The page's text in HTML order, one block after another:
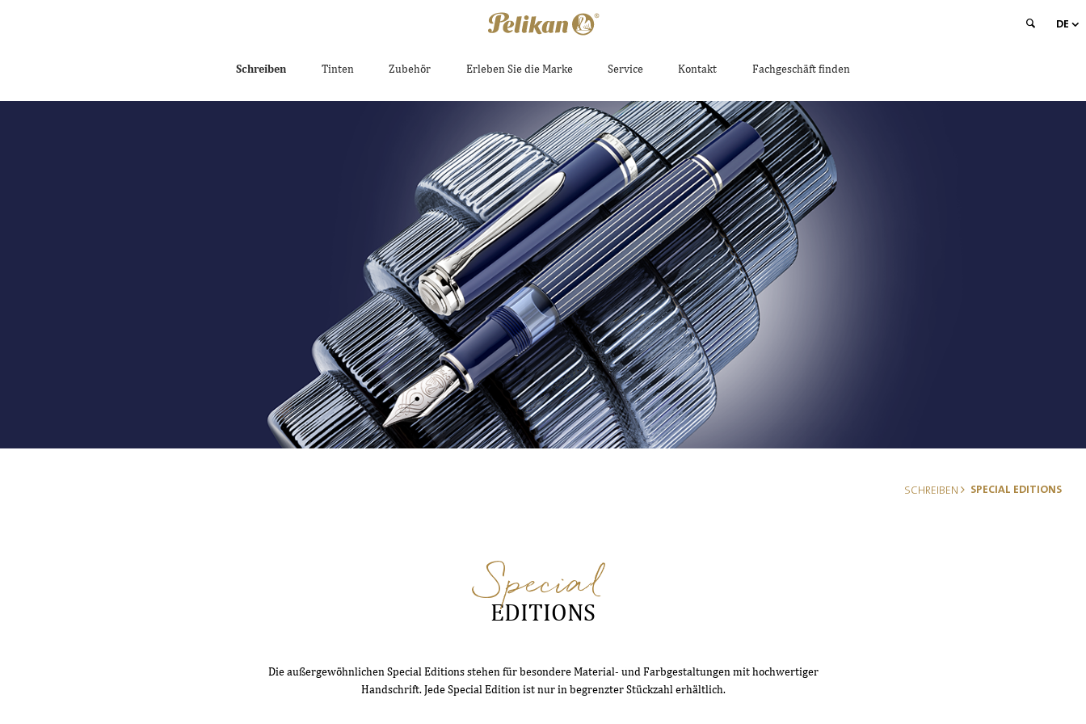
DE
Schreiben Tinten Zubehör Erleben Sie die Marke Service Kontakt Fachgeschäft finden
SCHREIBEN SPECIAL EDITIONS
Special
EDITIONS
Die außergewöhnlichen Special Editions stehen für besondere Material- und Farbgestaltungen mit hochwertiger
Handschrift. Jede Special Edition ist nur in begrenzter Stückzahl erhältlich.